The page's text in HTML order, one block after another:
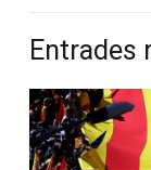
Entrades